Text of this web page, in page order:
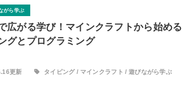
がら学ぶ
広がる学び！マインクラフトから始める
グとプログラミング
更新 タイピング/ マインクラフト / 遊びながら学ぶ